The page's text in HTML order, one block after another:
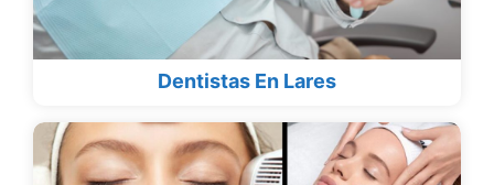
Dentistas En Lares